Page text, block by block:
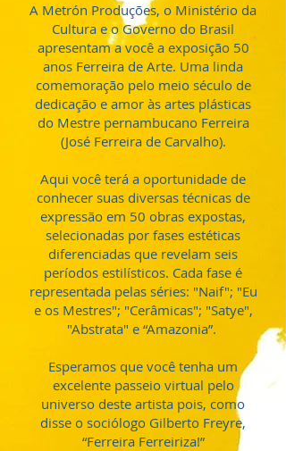
A Metrón Produções, o Ministério da
Cultura e o Governo do Brasil
apresentam a você a exposição 50
anos Ferreira de Arte. Uma linda
comemoração pelo meio século de
dedicação e amor às artes plásticas
do Mestre pernambucano Ferreira
(José Ferreira de Carvalho).
Aqui você terá a oportunidade de
conhecer suas diversas técnicas de
expressão em 50 obras expostas,
selecionadas por fases estéticas
diferenciadas que revelam seis
períodos estilísticos. Cada fase é
representada pelas séries: "Naif"; "Eu
e os Mestres"; "Cerâmicas"; "Satye",
"Abstrata" e “Amazonia”.
Esperamos que você tenha um
excelente passeio virtual pelo
universo deste artista pois, como
disse o sociólogo Gilberto Freyre,
“Ferreira Ferreiriza!”